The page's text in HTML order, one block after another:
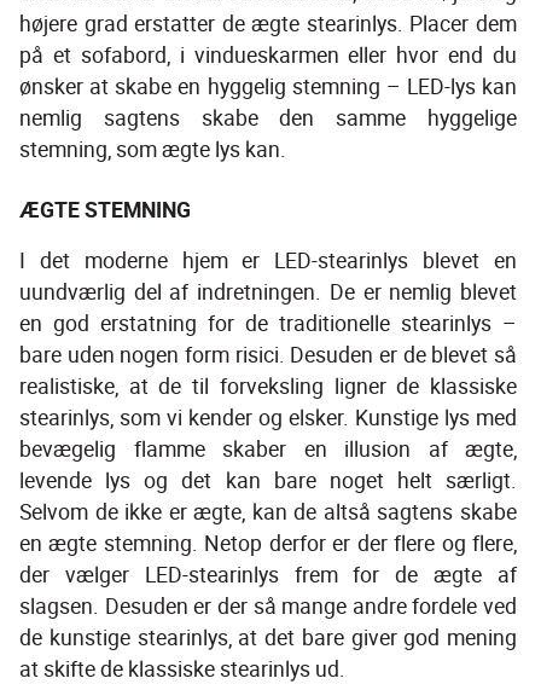
højere grad erstatter de ægte stearinlys. Placer dem
på et sofabord, i vindueskarmen eller hvor end du
ønsker at skabe en hyggelig stemning – LED-lys kan
nemlig sagtens skabe den samme hyggelige
stemning, som ægte lys kan.
ÆGTE STEMNING
I det moderne hjem er LED-stearinlys blevet en
uundværlig del af indretningen. De er nemlig blevet
en god erstatning for de traditionelle stearinlys –
bare uden nogen form risici. Desuden er de blevet så
realistiske, at de til forveksling ligner de klassiske
stearinlys, som vi kender og elsker. Kunstige lys med
bevægelig flamme skaber en illusion af ægte,
levende lys og det kan bare noget helt særligt.
Selvom de ikke er ægte, kan de altså sagtens skabe
en ægte stemning. Netop derfor er der flere og flere,
der vælger LED-stearinlys frem for de ægte af
slagsen. Desuden er der så mange andre fordele ved
de kunstige stearinlys, at det bare giver god mening
at skifte de klassiske stearinlys ud.